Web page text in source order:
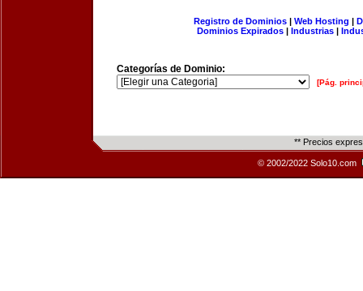
Registro de Dominios| Web Hosting |
Dominios Expirados | Industrias |
Categorías de Dominio:
[Pág.
** Precios
© 2002/2022 Solo10.com